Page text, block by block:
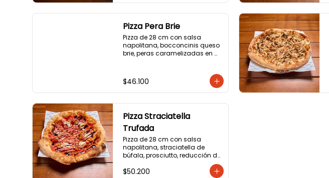
Pizza Pera Brie
Pizza de 28 cm con salsa
napolitana, bocconcinis queso
brie, peras caramelizadas en
$46.100
Pizza Straciatella
Trufada
Pizza de 28 cm con salsa
napolitana, straciatella de
búfala, prosciutto, reducción de
aceite de trufa. .
$50.200